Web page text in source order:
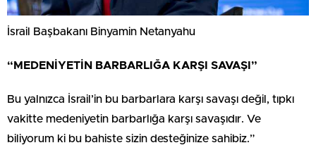
İsrail Başbakanı Binyamin Netanyahu
“MEDENİYETİN BARBARLIĞA KARŞI SAVAŞI”
Bu yalnızca İsrail’in bu barbarlara karşı savaşı değil, tıpkı
vakitte medeniyetin barbarlığa karşı savaşıdır. Ve
biliyorum ki bu bahiste sizin desteğinize sahibiz.”